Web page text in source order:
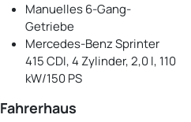
Manuelles 6-Gang-
Getriebe
Mercedes-Benz Sprinter
415 CDI, 4 Zylinder, 2,0 l, 110
kW/150 PS
Fahrerhaus